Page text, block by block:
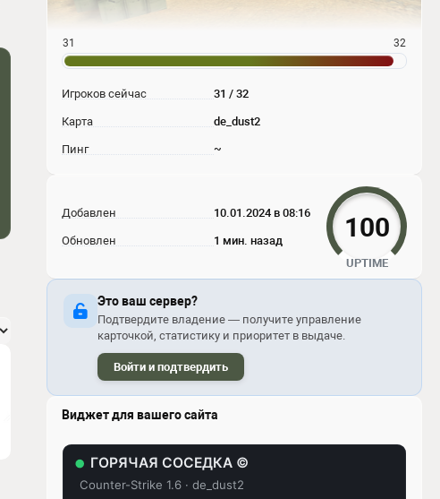
31 32
Игроков сейчас 31 / 32
Карта de_dust2
Пинг ~
Добавлен 10.01.2024 в 08:16
Обновлен 1 мин. назад 100
UPTIME
Это ваш сервер?
Подтвердите владение — получите управление
карточкой, статистику и приоритет в выдаче.
Войти и подтвердить
Виджет для вашего сайта